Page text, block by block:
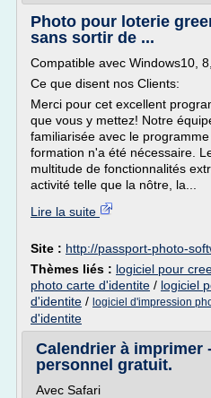
Photo pour loterie
sans sortir de ...
Compatible avec Windows10,
Ce que disent nos Clients:
Merci pour cet excellent
que vous y mettez! Notre
familiarisée avec le
formation n'a été nécessaire.
multitude de fonctionnalités
activité telle que la nôtre, la...
Lire la suite
Site : http://passport-photo-
Thèmes liés : logiciel pour
photo carte d'identite / logiciel
d'identite / logiciel d'impression
d'identite
Calendrier à imprimer
personnel gratuit.
Avec Safari